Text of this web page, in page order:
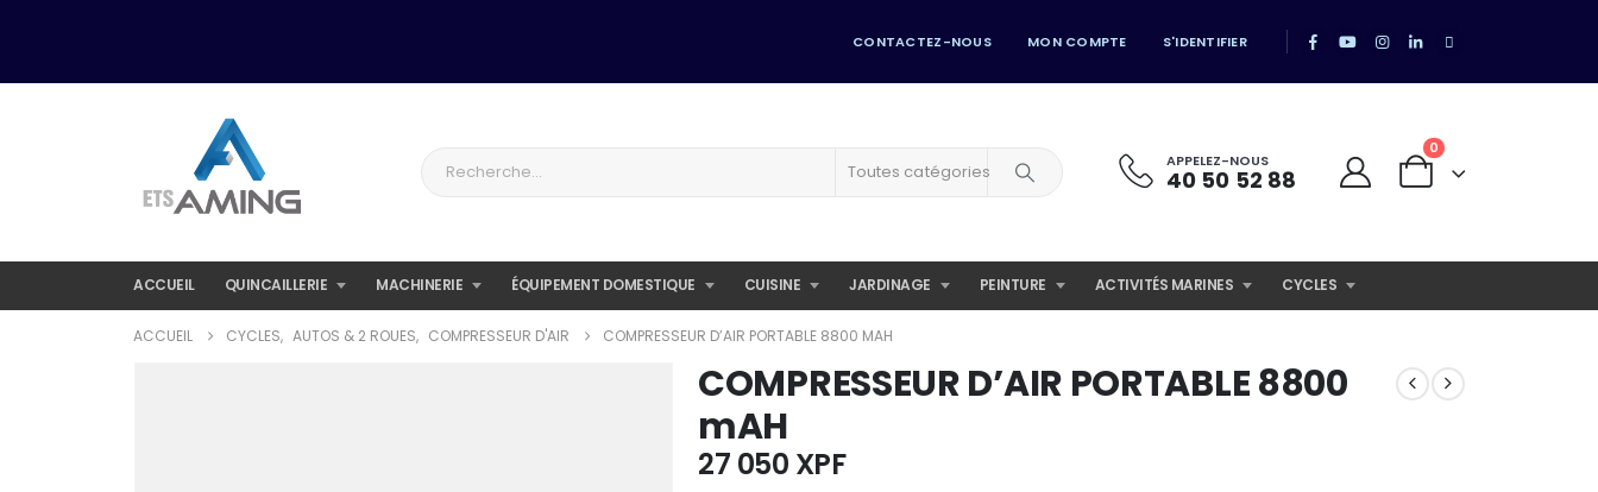
CONTACTEZ-NOUS MON COMPTE S'IDENTIFIER
Toutes catégories APPELEZ-NOUS
40 50 52 88
0
ACCUEIL QUINCAILLERIE MACHINERIE ÉQUIPEMENT DOMESTIQUE CUISINE JARDINAGE PEINTURE ACTIVITÉS MARINES CYCLES
ACCUEIL CYCLES, AUTOS & 2 ROUES, COMPRESSEUR D'AIR COMPRESSEUR D’AIR PORTABLE 8800 MAH
COMPRESSEUR D’AIR PORTABLE 8800
mAH
27 050 XPF